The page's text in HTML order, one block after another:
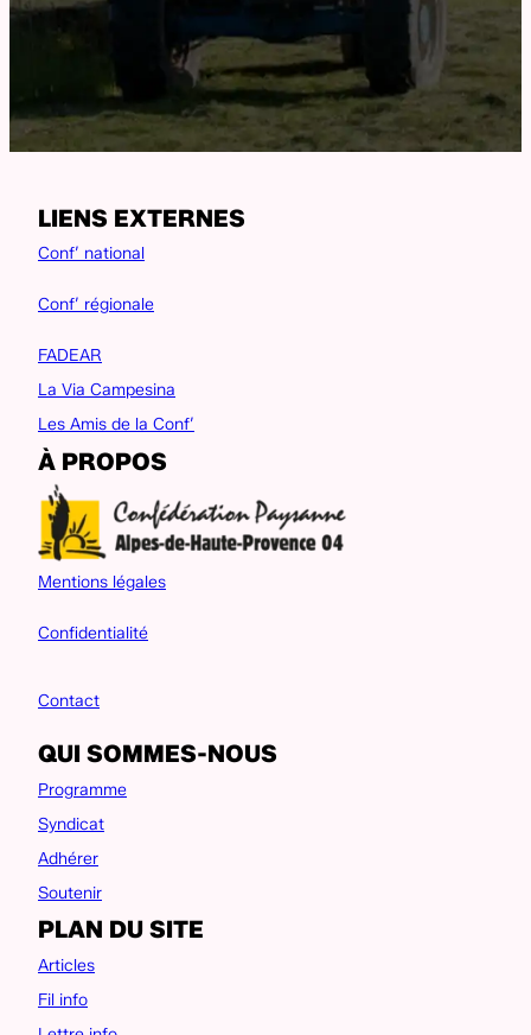
LIENS EXTERNES
Conf’ national
Conf’ régionale
FADEAR
La Via Campesina
Les Amis de la Conf’
À PROPOS
Mentions légales
Confidentialité
Contact
QUI SOMMES-NOUS
Programme
Syndicat
Adhérer
Soutenir
PLAN DU SITE
Articles
Fil info